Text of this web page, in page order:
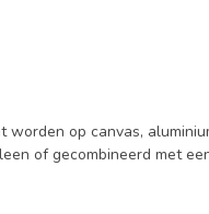
worden op canvas,
of gecombineerd met